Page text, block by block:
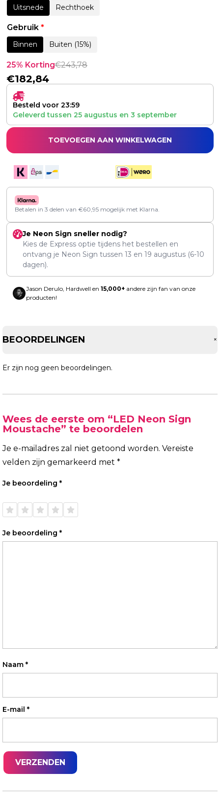
Uitsnede Rechthoek
Gebruik *
Binnen Buiten (15%)
25% Korting€243,78
€182,84
Besteld voor 23:59
Geleverd tussen 25 augustus en 3 september
TOEVOEGEN AAN WINKELWAGEN
Betalen in 3 delen van €60,95 mogelijk met Klarna.
Je Neon Sign sneller nodig?
Kies de Express optie tijdens het bestellen en
ontvang je Neon Sign tussen 13 en 19 augustus (6-10
dagen).
Jason Derulo, Hardwell en 15,000+ andere zijn fan van onze
producten!
BEOORDELINGEN +
Er zijn nog geen beoordelingen.
Wees de eerste om “LED Neon Sign
Moustache” te beoordelen
Je e-mailadres zal niet getoond worden. Vereiste
velden zijn gemarkeerd met *
Je beoordeling *
de 5
de 5
de 5
de 5
de 5
Je beoordeling *
Naam *
E-mail *